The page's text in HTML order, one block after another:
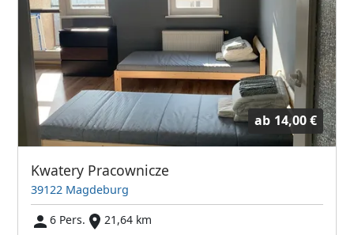
ab 14,00 €
Kwatery Pracownicze
39122 Magdeburg
6 Pers.
21,64 km